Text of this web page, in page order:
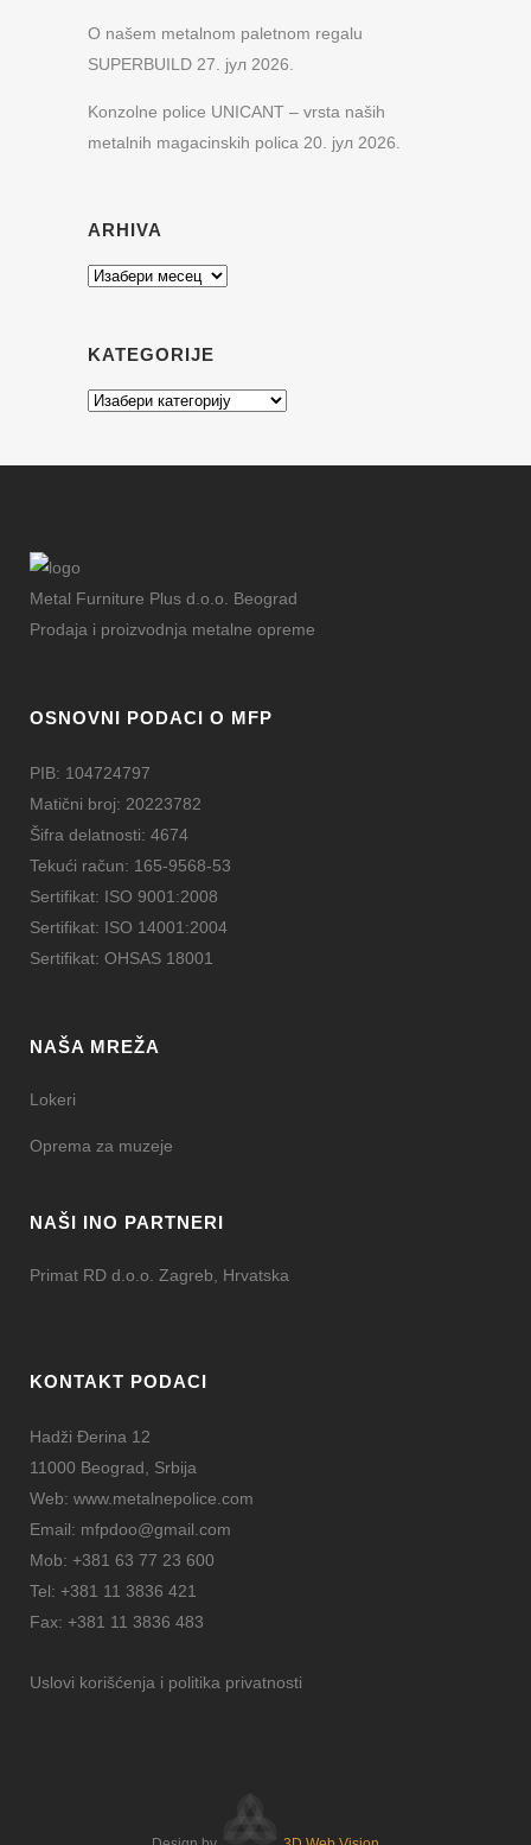
O našem metalnom paletnom regalu
SUPERBUILD 27. јул 2026.
Konzolne police UNICANT – vrsta naših
metalnih magacinskih polica 20. јул 2026.
ARHIVA
Arhiva
KATEGORIJE
Kategorije
Metal Furniture Plus d.o.o. Beograd
Prodaja i proizvodnja metalne opreme
OSNOVNI PODACI O MFP
PIB: 104724797
Matični broj: 20223782
Šifra delatnosti: 4674
Tekući račun: 165-9568-53
Sertifikat: ISO 9001:2008
Sertifikat: ISO 14001:2004
Sertifikat: OHSAS 18001
NAŠA MREŽA
Lokeri
Oprema za muzeje
NAŠI INO PARTNERI
Primat RD d.o.o. Zagreb, Hrvatska
KONTAKT PODACI
Hadži Đerina 12
11000 Beograd, Srbija
Web: www.metalnepolice.com
Email: mfpdoo@gmail.com
Mob: +381 63 77 23 600
Tel: +381 11 3836 421
Fax: +381 11 3836 483
Uslovi korišćenja i politika privatnosti